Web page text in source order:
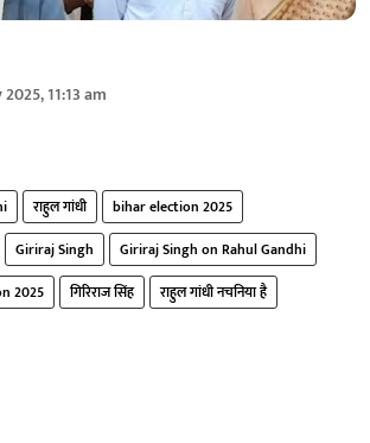
11:13 am
राहुल गांधी
bihar election 2025
Giriraj Singh
Giriraj Singh on Rahul Gandhi
2025
गिरिराज सिंह
राहुल गांधी नचनिया है